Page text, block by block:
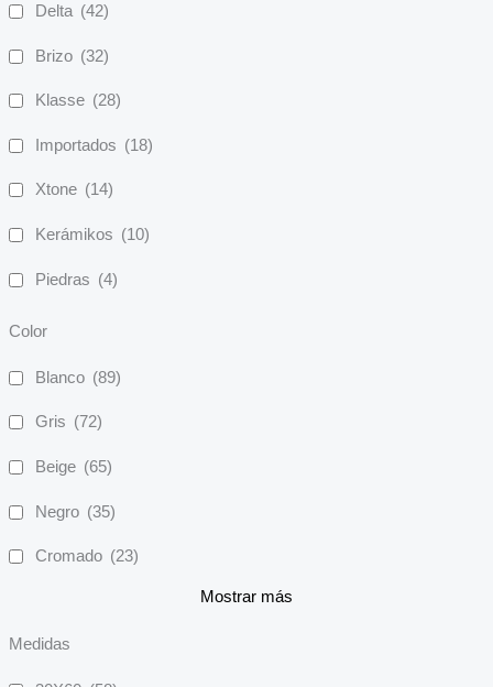
Delta (42)
Brizo (32)
Klasse (28)
Importados (18)
Xtone (14)
Kerámikos (10)
Piedras (4)
Color
Blanco (89)
Gris (72)
Beige (65)
Negro (35)
Cromado (23)
Mostrar más
Medidas